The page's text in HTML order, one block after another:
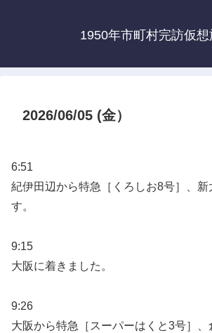
1950年市町村完訪仮
2026/06/05 (金）
6:51
紀伊田辺から特急［くろしお8号］、新
す。
9:15
大阪に着きました。
9:26
大阪から特急［スーパーはくと3号］、